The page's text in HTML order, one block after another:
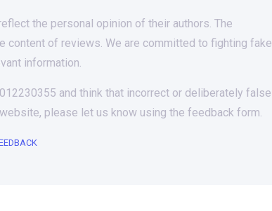
the personal opinion of their authors. The
content of reviews. We are committed to fighting fake
information.
and think that incorrect or deliberately false
please let us know using the feedback form.